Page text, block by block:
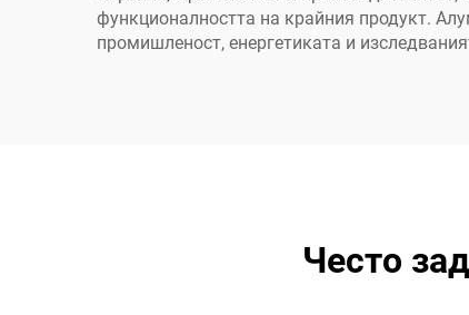
функционалността на крайния продукт.
промишленост, енергетиката и
Често